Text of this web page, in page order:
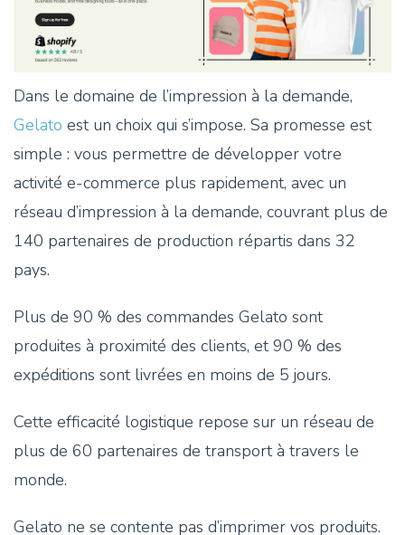
Dans le domaine de l’impression à la demande,
Gelato est un choix qui s’impose. Sa promesse est
simple : vous permettre de développer votre
activité e-commerce plus rapidement, avec un
réseau d’impression à la demande, couvrant plus de
140 partenaires de production répartis dans 32
pays.
Plus de 90 % des commandes Gelato sont
produites à proximité des clients, et 90 % des
expéditions sont livrées en moins de 5 jours.
Cette efficacité logistique repose sur un réseau de
plus de 60 partenaires de transport à travers le
monde.
Gelato ne se contente pas d’imprimer vos produits.